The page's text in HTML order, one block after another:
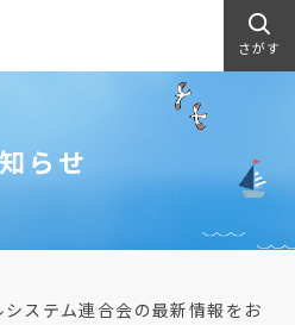
さがす
らせ
ステム連合会の最新情報をお